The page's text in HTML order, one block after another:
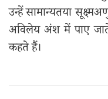
उन्हें सामान्यतया
अविलेय अंश में पाए
कहते हैं।